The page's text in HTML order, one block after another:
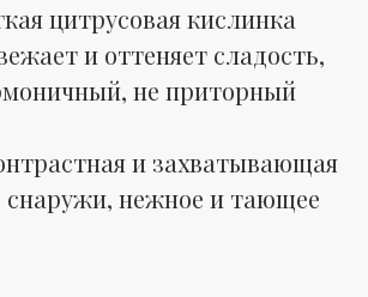
цитрусовая кислинка
и оттеняет сладость,
не приторный
и захватывающая
снаружи, нежное и тающее